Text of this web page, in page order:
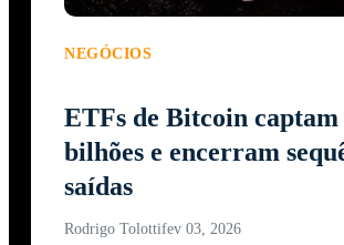
NEGÓCIOS
ETFs de Bitcoin captam
bilhões e encerram
saídas
Rodrigo Tolottifev 03, 2026